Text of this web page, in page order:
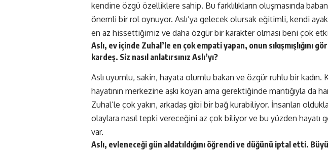
kendine özgü özelliklere sahip. Bu farklılıkların oluşmasında
önemli bir rol oynuyor. Aslı’ya gelecek olursak eğitimli, kendi
en az hissettiğimiz ve daha özgür bir karakter olması beni çok
Aslı, ev içinde Zuhal’le en çok empati yapan, onun sıkışmışlığını
kardeş. Siz nasıl anlatırsınız Aslı’yı?
Aslı uyumlu, sakin, hayata olumlu bakan ve özgür ruhlu bir kadın.
hayatının merkezine aşkı koyan ama gerektiğinde mantığıyla da
Zuhal’le çok yakın, arkadaş gibi bir bağ kurabiliyor. İnsanları
olaylara nasıl tepki vereceğini az çok biliyor ve bu yüzden hayatı
var.
Aslı, evleneceği gün aldatıldığını öğrendi ve düğünü iptal etti.